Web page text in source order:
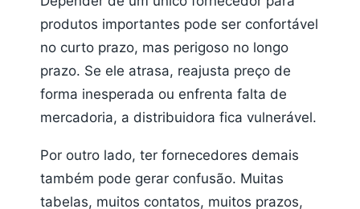
produtos importantes pode ser confortável
no curto prazo, mas perigoso no longo
prazo. Se ele atrasa, reajusta preço de
forma inesperada ou enfrenta falta de
mercadoria, a distribuidora fica vulnerável.
Por outro lado, ter fornecedores demais
também pode gerar confusão. Muitas
tabelas, muitos contatos, muitos prazos,